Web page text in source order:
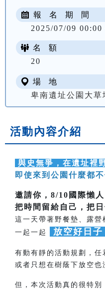
報 名 期 間
2025/07/09
名 額
20
場 地
卑南遺址公園大草
活動內容介紹
與史無爭，在遺址裡
即使來到公園什麼都
邀請你，8/10國際懶人
把時間留給自己，把
這一天帶著野餐墊、露營
一起一起
放空好日子
有動有靜的活動規劃，任
或者只想在樹蔭下放空也
但，本次活動真的很特